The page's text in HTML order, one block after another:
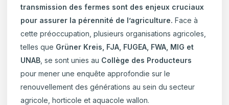
transmission des fermes sont des enjeux cruciaux
pour assurer la pérennité de l’agriculture. Face à
cette préoccupation, plusieurs organisations agricoles,
telles que Grüner Kreis, FJA, FUGEA, FWA, MIG et
UNAB , se sont unies au Collège des Producteurs
pour mener une enquête approfondie sur le
renouvellement des générations au sein du secteur
agricole, horticole et aquacole wallon.